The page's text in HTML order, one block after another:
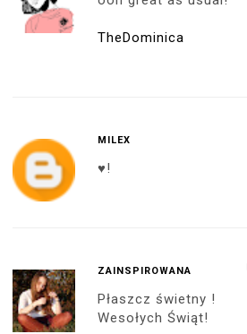
TheDominica
MILEX
♥!
ZAINSPIROWANA
Płaszcz świetny !
Wesołych Świąt!